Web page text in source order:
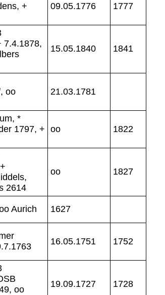
+
09.05.1776 1777
7.4.1878,
15.05.1840 1841
oo
21.03.1781
*
1797, + oo 1822
2614
oo 1827
Aurich 1627
16.05.1751 1752
oo
19.09.1727 1728